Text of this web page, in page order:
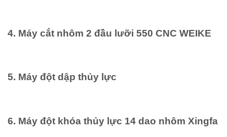
4. Máy cắt nhôm 2 đầu lưỡi 550 CNC WEIKE
5. Máy đột dập thủy lực
6. Máy đột khóa thủy lực 14 dao nhôm Xingfa